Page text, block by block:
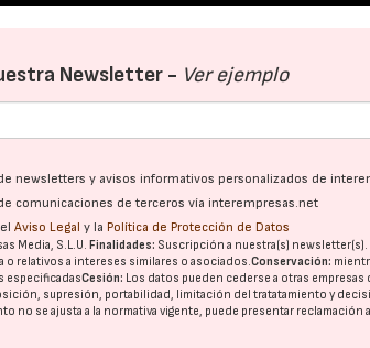
Newsletter - Ver ejemplo
newsletters y avisos informativos personalizados de
comunicaciones de terceros vía interempresas.net
elAviso Legal y la Política de Protección de Datos
Media, S.L.U.Finalidades: Suscripción a nuestra(s)
o relativos a intereses similares o asociados.Conservación:
especificadasCesión: Los datos pueden cederse a otras empresas
supresión, portabilidad, limitación del tratatamiento y
no se ajusta a la normativa vigente, puede presentar reclamación